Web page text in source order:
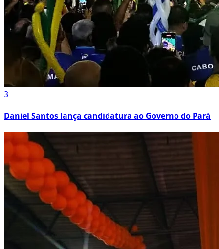
3
Daniel Santos lança candidatura ao Governo do Pará